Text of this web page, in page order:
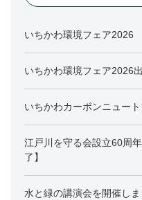
いちかわ環境フェア2026
いちかわ環境フェア2026
いちかわカーボンニュー
江戸川を守る会設立60周
了】
水と緑の講演会を開催しま